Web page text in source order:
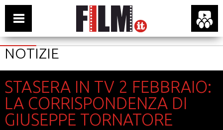
NOTIZIE
STASERA IN TV 2 FEBBRAIO:
LA CORRISPONDENZA DI
GIUSEPPE TORNATORE